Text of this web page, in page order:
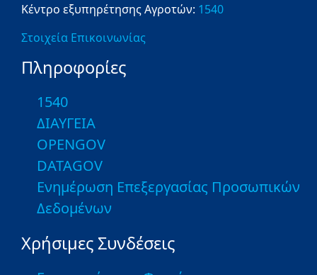
Κέντρο εξυπηρέτησης Αγροτών: 1540
Στοιχεία Επικοινωνίας
Πληροφορίες
1540
ΔΙΑΥΓΕΙΑ
OPENGOV
DATAGOV
Ενημέρωση Επεξεργασίας Προσωπικών
Δεδομένων
Χρήσιμες Συνδέσεις